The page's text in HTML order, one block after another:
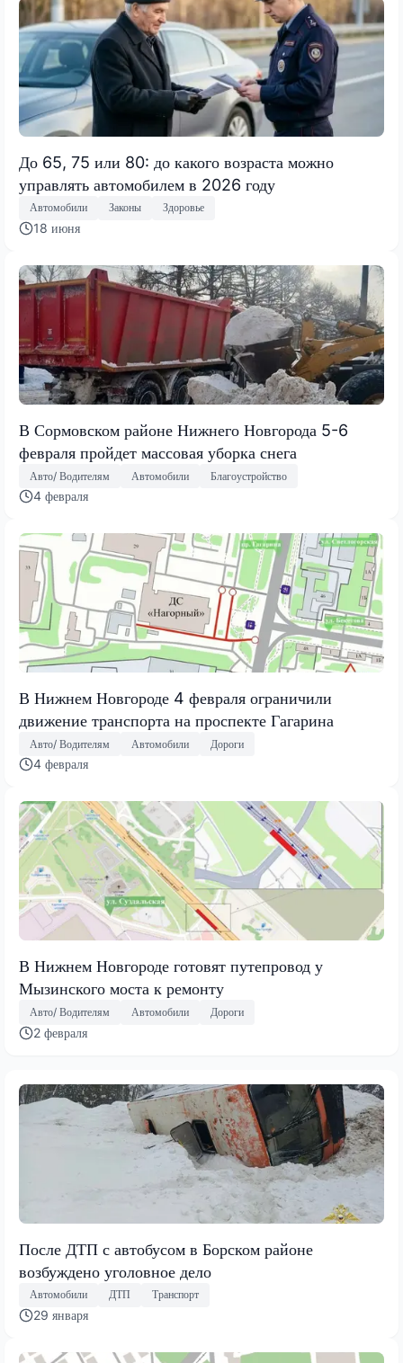
До 65, 75 или 80: до какого возраста можно
управлять автомобилем в 2026 году
Автомобили Законы Здоровье
18 июня
В Сормовском районе Нижнего Новгорода 5-6
февраля пройдет массовая уборка снега
Авто/ Водителям Автомобили Благоустройство
4 февраля
В Нижнем Новгороде 4 февраля ограничили
движение транспорта на проспекте Гагарина
Авто/ Водителям Автомобили Дороги
4 февраля
В Нижнем Новгороде готовят путепровод у
Мызинского моста к ремонту
Авто/ Водителям Автомобили Дороги
2 февраля
После ДТП с автобусом в Борском районе
возбуждено уголовное дело
Автомобили ДТП Транспорт
29 января